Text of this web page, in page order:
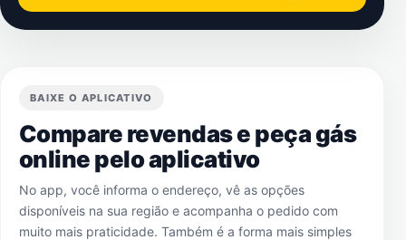
BAIXE O APLICATIVO
Compare revendas e peça gás
online pelo aplicativo
No app, você informa o endereço, vê as opções
disponíveis na sua região e acompanha o pedido com
muito mais praticidade. Também é a forma mais simples